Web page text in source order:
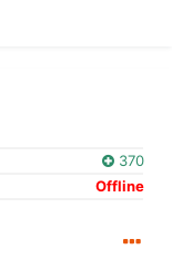
370
Offline